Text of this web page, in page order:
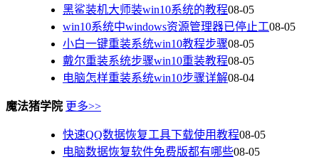
黑鲨装机大师装win10系统的教程08-05
win10系统中windows资源管理器已停止工08-05
小白一键重装系统win10教程步骤08-05
戴尔重装系统步骤win10重装教程08-05
电脑怎样重装系统win10步骤详解08-04
魔法猪学院 更多>>
快速QQ数据恢复工具下载使用教程08-05
电脑数据恢复软件免费版都有哪些08-05